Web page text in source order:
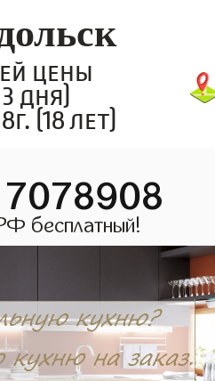
цены
дня)
(18 лет)
бесплатный!